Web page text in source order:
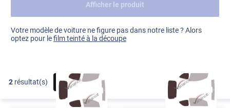
Ford
Hyundai
Voir tout
Afficher le produit
Votre modèle de voiture ne figure pas dans notre liste ? Alors
optez pour lefilm teinté à la découpe
2 résultat(s) FILTRER